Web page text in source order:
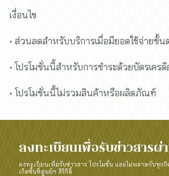
เงื่อนไข
• ส่วนลดสำหรับบริการเมื่อมียอดใช้จ่ายขั้น
• โปรโมชั่นนี้สำหรับการชำระด้วยบัตรเคร
• โปรโมชั่นนี้ไม่รวมสินค้าหรือผลิตภัณฑ์
ลงทะเบียนเพื่อรับข่าวสารผ่
ลงทะเบียนเพื่อรับข่าวสาร โปรโมชั่น และไม่พลาดกับทุกกิ
เกิดขึ้นที่ศูนย์ฯ สิริกิติ์